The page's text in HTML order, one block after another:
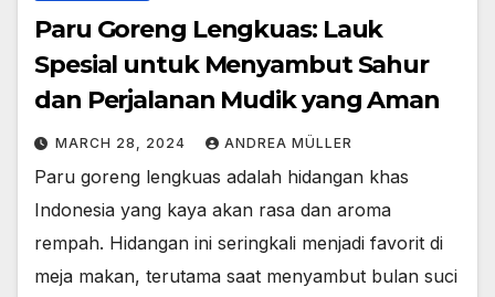
Paru Goreng Lengkuas: Lauk
Spesial untuk Menyambut Sahur
dan Perjalanan Mudik yang Aman
MARCH 28, 2024 ANDREA MÜLLER
Paru goreng lengkuas adalah hidangan khas
Indonesia yang kaya akan rasa dan aroma
rempah. Hidangan ini seringkali menjadi favorit di
meja makan, terutama saat menyambut bulan suci